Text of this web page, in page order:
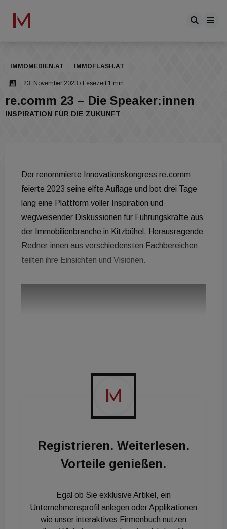
IMMOMEDIEN.AT IMMOFLASH.AT
23. November 2023 / Lesezeit 1 min
re.comm 23 – Die Speaker:innen
INSPIRATION FÜR DIE ZUKUNFT
Der renommierte Innovationskongress re.comm
feierte 2023 seine elfte Auflage und bot drei Tage
lang eine Plattform voller Inspiration und
wegweisender Diskussionen für Führungskräfte aus
der Immobilienbranche in Kitzbühel. Herausragende
Redner:innen aus verschiedensten Fachbereichen
teilten ihre Einsichten und Visionen.
Registrieren. Weiterlesen.
Vorteile genießen.
Egal ob Sie exklusive Artikel, ein
Unternehmensprofil anlegen oder Applikationen
wie unser interaktives Firmenbuch nutzen